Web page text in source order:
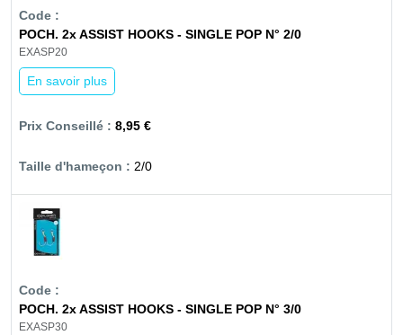
POCH. 2x ASSIST HOOKS - SINGLE POP N° 2/0
EXASP20
En savoir plus
8,95 €
2/0
POCH. 2x ASSIST HOOKS - SINGLE POP N° 3/0
EXASP30